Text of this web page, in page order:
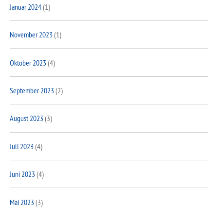
Januar 2024(1)
November 2023(1)
Oktober 2023(4)
September 2023(2)
August 2023(3)
Juli 2023(4)
Juni 2023(4)
Mai 2023(3)